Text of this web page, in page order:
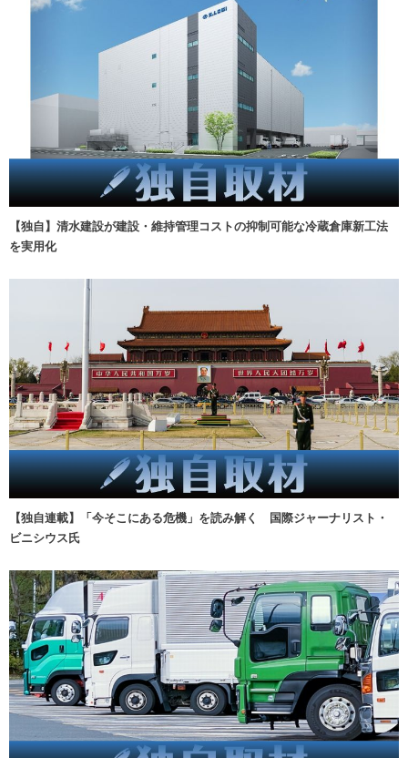
【独自】清水建設が建設・維持管理コストの抑制可能な冷蔵倉庫新工法
を実用化
【独自連載】「今そこにある危機」を読み解く 国際ジャーナリスト・
ビニシウス氏